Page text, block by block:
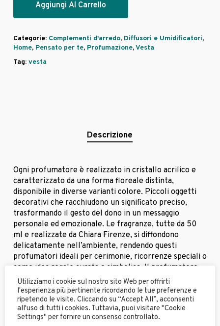
Aggiungi Al Carrello
Categorie: Complementi d'arredo, Diffusori e Umidificatori,
Home, Pensato per te, Profumazione,Vesta
Tag: vesta
Descrizione
Ogni profumatore è realizzato in cristallo acrilico e
caratterizzato da una forma floreale distinta,
disponibile in diverse varianti colore. Piccoli oggetti
decorativi che racchiudono un significato preciso,
trasformando il gesto del dono in un messaggio
personale ed emozionale. Le fragranze, tutte da 50
ml e realizzate da Chiara Firenze, si diffondono
delicatamente nell’ambiente, rendendo questi
profumatori ideali per cerimonie, ricorrenze speciali o
come idea regalo curata e simbolica. Il profumatore
Mary rappresenta l’innocenza.
FRAGRANZA BY CHIARA FIRENZE: Il profumatore è
abbinato alla fragranza esclusiva Destino, creata in
collaborazione con il prestigioso brand Chiara Firenze.
Utilizziamo i cookie sul nostro sito Web per offrirti
l'esperienza più pertinente ricordando le tue preferenze e
ripetendo le visite. Cliccando su “Accept All”, acconsenti
all'uso di tutti i cookies. Tuttavia, puoi visitare "Cookie
Settings" per fornire un consenso controllato.